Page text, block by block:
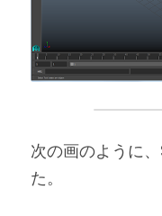
次の画のように、
た。